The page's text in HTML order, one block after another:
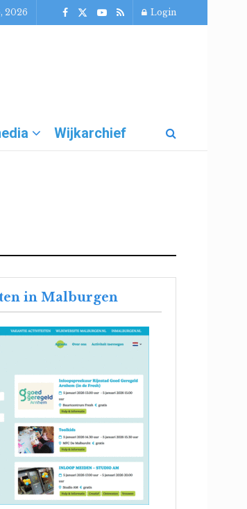
2026 Login
Wijkarchief
in Malburgen